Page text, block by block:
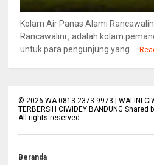
Kolam Air Panas Alami
Rancawalini , adalah kolam
untuk para pengunjung yang ...
© 2026 WA 0813-2373-9973 | WALINI
TERBERSIH CIWIDEY BANDUNG Shared
All rights reserved.
Beranda